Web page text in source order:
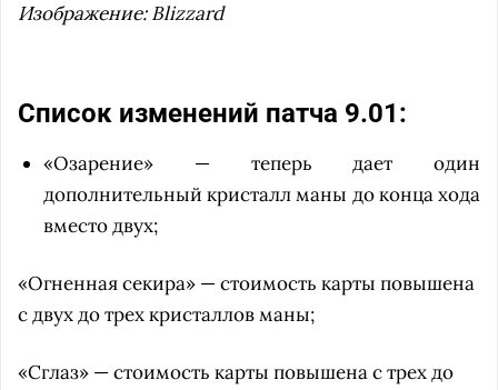
Изображение: Blizzard
Список изменений патча 9.01:
«Озарение» — теперь дает один
дополнительный кристалл маны до конца хода
вместо двух;
«Огненная секира» — стоимость карты повышена
с двух до трех кристаллов маны;
«Сглаз» — стоимость карты повышена с трех до